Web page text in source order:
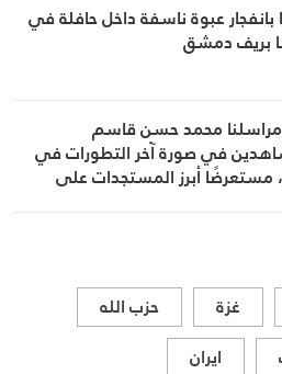
بانفجار عبوة ناسفة داخل حافلة في
بريف دمشق
محمد حسن قاسم
في صورة آخر التطورات في
مستعرضًا أبرز المستجدات على
بالشأنين الداخلي والإقليمي
غزة
حزب الله
ايران